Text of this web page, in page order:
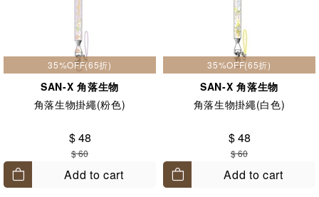
35%OFF(65折)
SAN-X 角落生物
角落生物掛繩(粉色)
$ 48
$ 60
Add to cart
35%OFF(65折)
SAN-X 角落生物
角落生物掛繩(白色)
$ 48
$ 60
Add to cart